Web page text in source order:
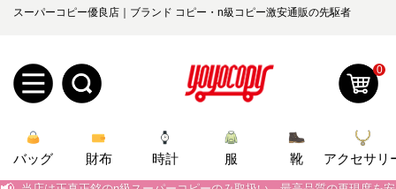
スーパーコピー優良店｜ブランド コピー・n級コピー激安通販の先駆者
規
ロ
0
バッグ 財布 時計 服 靴 アクセサリ
📢 当店は正真正銘のn級スーパーコピーのみ取扱い。最高品質の再現度を